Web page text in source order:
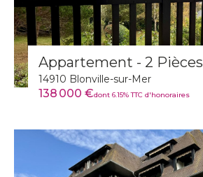
Appartement - 2 Pièces
14910 Blonville-sur-Mer
138 000 €dont 6.15% TTC d'honoraires